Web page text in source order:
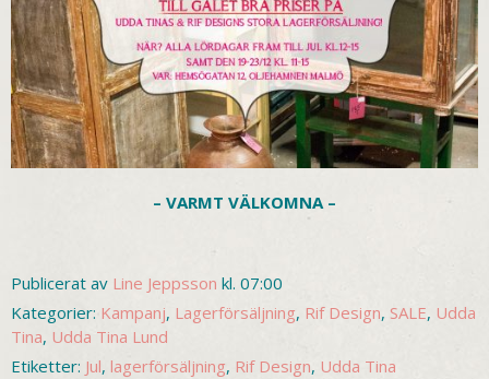
– VARMT VÄLKOMNA –
Publicerat av Line Jeppsson kl. 07:00
Kategorier: Kampanj, Lagerförsäljning, Rif Design, SALE, Udda
Tina, Udda Tina Lund
Etiketter: Jul, lagerförsäljning, Rif Design, Udda Tina